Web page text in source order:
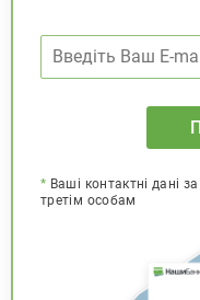
* Ваші контактні дані
третім особам